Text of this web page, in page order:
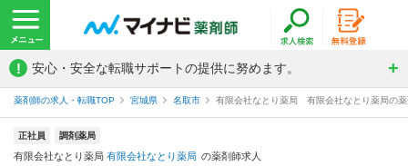
! 安心・安全な転職サポートの提供に努めます。
薬剤師の求人・転職TOP 宮城県 名取市 有限会社なとり薬局 有限会社なとり薬局の
正社員 調剤薬局
有限会社なとり薬局 有限会社なとり薬局 の薬剤師求人